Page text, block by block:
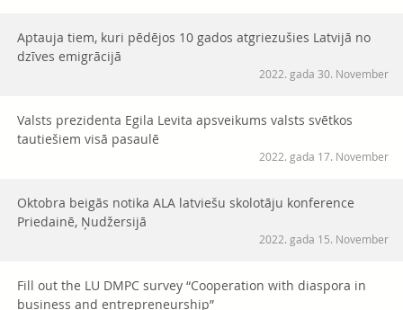
Aptauja tiem, kuri pēdējos 10 gados atgriezušies Latvijā no
dzīves emigrācijā
2022. gada 30. November
Valsts prezidenta Egila Levita apsveikums valsts svētkos
tautiešiem visā pasaulē
2022. gada 17. November
Oktobra beigās notika ALA latviešu skolotāju konference
Priedainē, Ņudžersijā
2022. gada 15. November
Fill out the LU DMPC survey “Cooperation with diaspora in
business and entrepreneurship”